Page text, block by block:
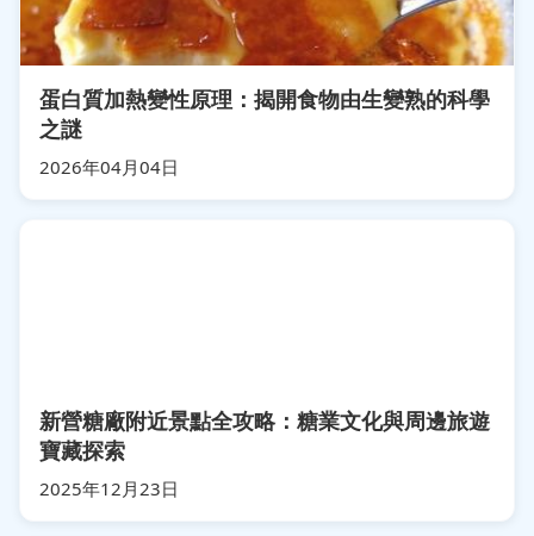
蛋白質加熱變性原理：揭開食物由生變熟的科學
之謎
2026年04月04日
新營糖廠附近景點全攻略：糖業文化與周邊旅遊
寶藏探索
2025年12月23日